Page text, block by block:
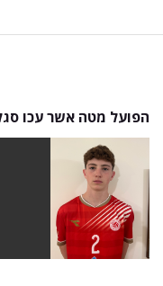
הפועל מטה אשר עכו